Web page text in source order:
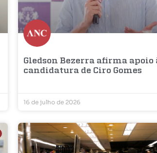
Gledson Bezerra afirma apoio
candidatura de Ciro Gomes
16 de julho de 2026